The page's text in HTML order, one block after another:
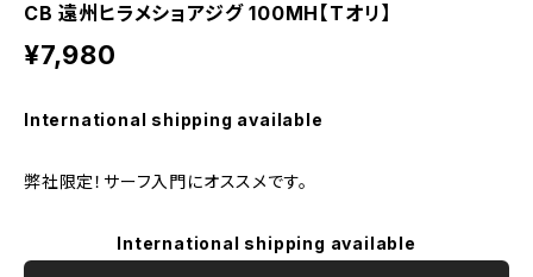
CB 遠州ヒラメショアジグ 100MH【Tオリ】
¥7,980
International shipping available
弊社限定！サーフ入門にオススメです。
International shipping available